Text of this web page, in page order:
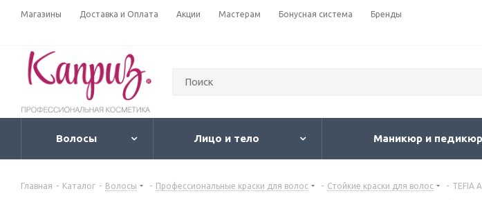
Магазины Доставка и Оплата Акции Мастерам Бонусная система Бренды
Волосы Лицо и тело Маникюр и педикюр
Главная - Каталог - Волосы - Профессиональные краски для волос - Стойкие краски для волос - TEFIA